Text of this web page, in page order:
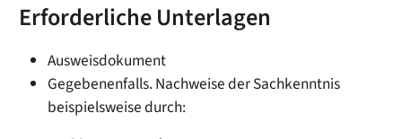
Erforderliche Unterlagen
Ausweisdokument
Gegebenenfalls. Nachweise der Sachkenntnis
beispielsweise durch: